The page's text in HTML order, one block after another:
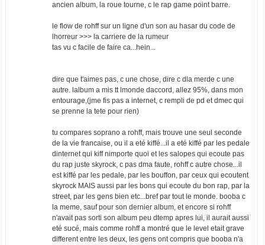
ancien album, la roue tourne, c le rap game point barre.
le flow de rohff sur un ligne d'un son au hasar du code de
lhorreur >>> la carriere de la rumeur
tas vu c facile de faire ca...hein...
dire que t'aimes pas, c une chose, dire c dla merde c une
autre. lalbum a mis tt lmonde daccord, allez 95%, dans mon
entourage,(jme fis pas a internet, c rempli de pd et dmec qui
se prenne la tete pour rien)
tu compares soprano a rohff, mais trouve une seul seconde
de la vie francaise, ou il a eté kiffé...il a eté kiffé par les pedale
dinternet qui kiff nimporte quoi et les salopes qui ecoute pas
du rap juste skyrock, c pas dma faute, rohff c autre chose...il
est kiffé par les pedale, par les bouffon, par ceux qui ecoutent
skyrock MAIS aussi par les bons qui ecoute du bon rap, par la
street, par les gens bien etc...bref par tout le monde. booba c
la meme, sauf pour son dernier album, et encore si rohff
n'avait pas sorti son album peu dtemp apres lui, il aurait aussi
eté sucé, mais comme rohff a montré que le level etait grave
different entre les deux, les gens ont compris que booba n'a